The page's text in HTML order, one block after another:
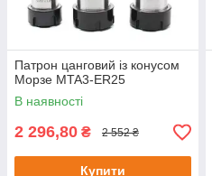
Патрон цанговий із конусом
Морзе MTA3-ER25
В наявності
2 296,80 ₴ 2 552 ₴
Купити